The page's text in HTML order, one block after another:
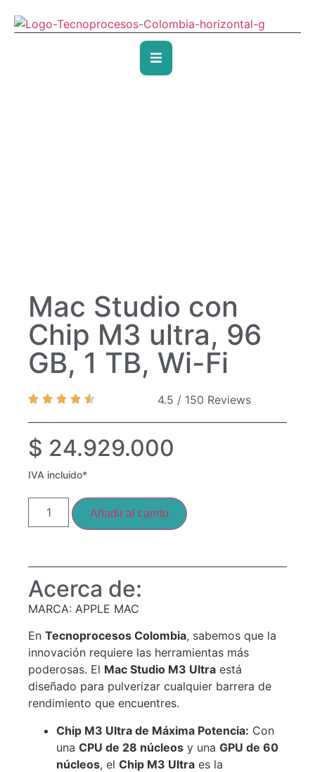
Mac Studio con
Chip M3 ultra, 96
GB, 1 TB, Wi-Fi
4.5 / 150 Reviews
$ 24.929.000
IVA incluido*
Añadir al carrito
Acerca de:
MARCA: APPLE MAC
En Tecnoprocesos Colombia, sabemos que la
innovación requiere las herramientas más
poderosas. El Mac Studio M3 Ultra está
diseñado para pulverizar cualquier barrera de
rendimiento que encuentres.
Chip M3 Ultra de Máxima Potencia: Con
una CPU de 28 núcleos y una GPU de 60
núcleos, el Chip M3 Ultra es la